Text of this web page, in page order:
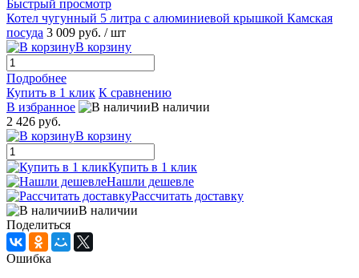
Быстрый просмотр
Котел чугунный 5 литра с алюминиевой крышкой Камская
посуда 3 009 руб. / шт
В корзину
Подробнее
Купить в 1 клик К сравнению
В избранное
В наличии
2 426 руб.
В корзину
Купить в 1 клик
Нашли дешевле
Рассчитать доставку
В наличии
Поделиться
Ошибка